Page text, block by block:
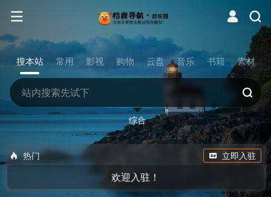
搜本站 常用 影视 购物 云盘 音乐 书籍 素材
综合
热门 立即入驻
欢迎入驻！